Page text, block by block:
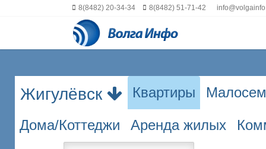
8(8482) 20-34-34 8(8482) 51-71-42
Жигулёвск Квартиры
Дома/Коттеджи Аренда жилых